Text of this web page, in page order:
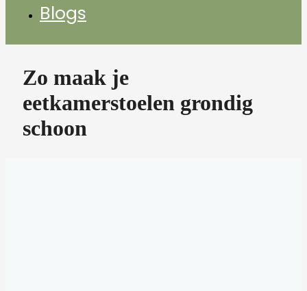
Blogs
Zo maak je
eetkamerstoelen grondig
schoon